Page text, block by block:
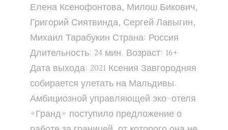
Елена Ксенофонтова, Милош Бикович,
Григорий Сиятвинда, Сергей Лавыгин,
Михаил Тарабукин Страна: Россия
Длительность: 24 мин. Возраст: 16+
Дата выхода: 2021 Ксения Завгородняя
собирается улетать на Мальдивы.
Амбициозной управляющей эко-отеля
«Гранд» поступило предложение о